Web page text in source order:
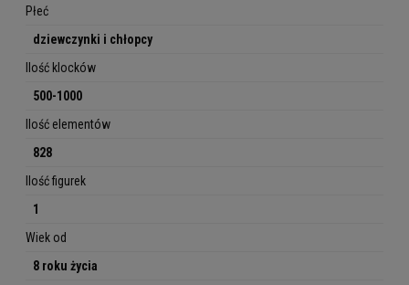
Płeć
dziewczynki i chłopcy
Ilość klocków
500-1000
Ilość elementów
828
Ilość figurek
1
Wiek od
8 roku życia